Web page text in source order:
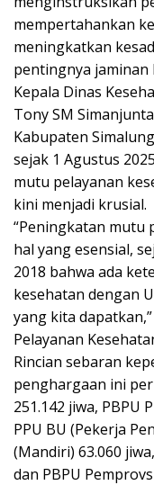
mempertahankan
meningkatkan
pentingnya jaminan
Kepala Dinas
Tony SM
Kabupaten
sejak 1 Agustus
mutu pelayanan
kini menjadi krusial.
“Peningkatan mutu
hal yang esensial,
2018 bahwa ada
kesehatan dengan
yang kita
Pelayanan
Rincian sebaran
penghargaan ini per
251.142 jiwa, PBPU
PPU BU (Pekerja
(Mandiri) 63.060
dan PBPU